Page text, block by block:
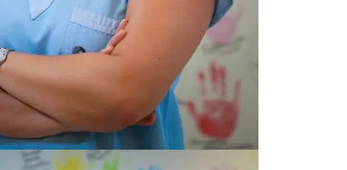
LILIAN OKADA